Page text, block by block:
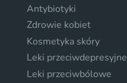
Antybiotyki
Zdrowie kobiet
Kosmetyka skóry
Leki przeciwdepresyjne
Leki przeciwbólowe